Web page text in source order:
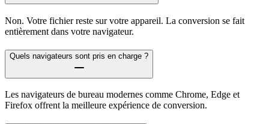
Non. Votre fichier reste sur votre appareil. La conversion se fait
entièrement dans votre navigateur.
Quels navigateurs sont pris en charge ?
Les navigateurs de bureau modernes comme Chrome, Edge et
Firefox offrent la meilleure expérience de conversion.